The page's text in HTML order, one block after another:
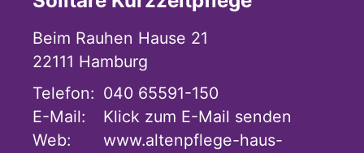
Beim Rauhen Hause 21
22111 Hamburg
Telefon: 040 65591-150
E-Mail:
Klick zum E-Mail senden
Web:
www.altenpflege-haus-